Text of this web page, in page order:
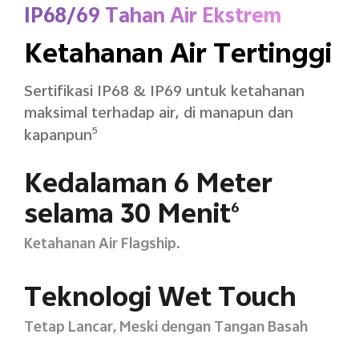
IP68/69 Tahan Air Ekstrem
Ketahanan Air Tertinggi
Sertifikasi IP68 & IP69 untuk ketahanan
maksimal terhadap air, di manapun dan
kapanpun5
Kedalaman 6 Meter
selama 30 Menit6
Ketahanan Air Flagship.
Teknologi Wet Touch
Tetap Lancar, Meski dengan Tangan Basah